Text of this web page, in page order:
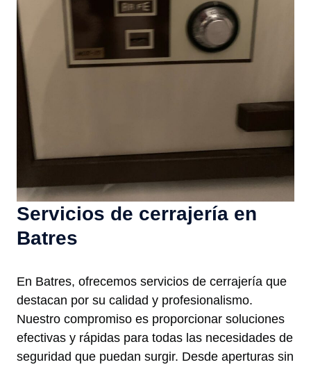
Servicios de cerrajería en
Batres
En Batres, ofrecemos servicios de cerrajería que
destacan por su calidad y profesionalismo.
Nuestro compromiso es proporcionar soluciones
efectivas y rápidas para todas las necesidades de
seguridad que puedan surgir. Desde aperturas sin